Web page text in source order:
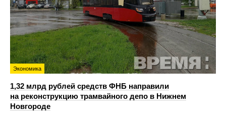
Экономика
1,32 млрд рублей средств ФНБ направили
на реконструкцию трамвайного депо в Нижнем
Новгороде